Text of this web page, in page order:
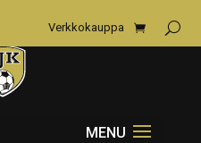
Verkkokauppa